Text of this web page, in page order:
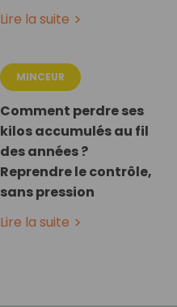
Lire la suite
MINCEUR
Comment perdre ses
kilos accumulés au fil
des années ?
Reprendre le contrôle,
sans pression
Lire la suite